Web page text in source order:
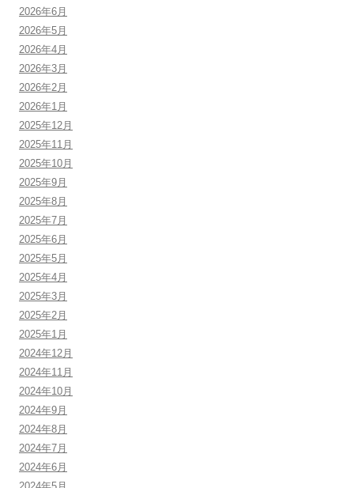
2026年6月
2026年5月
2026年4月
2026年3月
2026年2月
2026年1月
2025年12月
2025年11月
2025年10月
2025年9月
2025年8月
2025年7月
2025年6月
2025年5月
2025年4月
2025年3月
2025年2月
2025年1月
2024年12月
2024年11月
2024年10月
2024年9月
2024年8月
2024年7月
2024年6月